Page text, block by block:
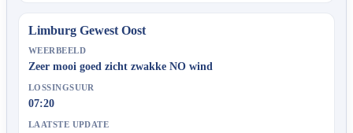
Limburg Gewest Oost
WEERBEELD
Zeer mooi goed zicht zwakke NO wind
LOSSINGSUUR
07:20
LAATSTE UPDATE